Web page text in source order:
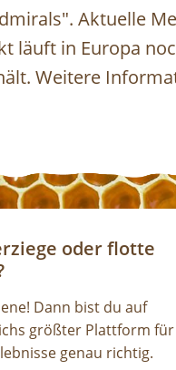
Aktuelle
läuft in Europa
Weitere
oder flotte
Dann bist du auf
größter Plattform für
genau richtig.